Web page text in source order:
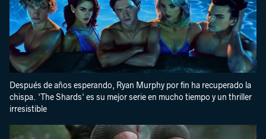
Después de años esperando, Ryan Murphy por fin ha recuperado la
chispa. 'The Shards' es su mejor serie en mucho tiempo y un thriller
irresistible